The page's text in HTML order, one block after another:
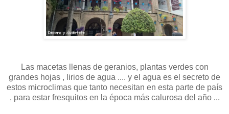
Las macetas llenas de geranios, plantas verdes con
grandes hojas , lirios de agua .... y el agua es el secreto de
estos microclimas que tanto necesitan en esta parte de país
, para estar fresquitos en la época más calurosa del año ...